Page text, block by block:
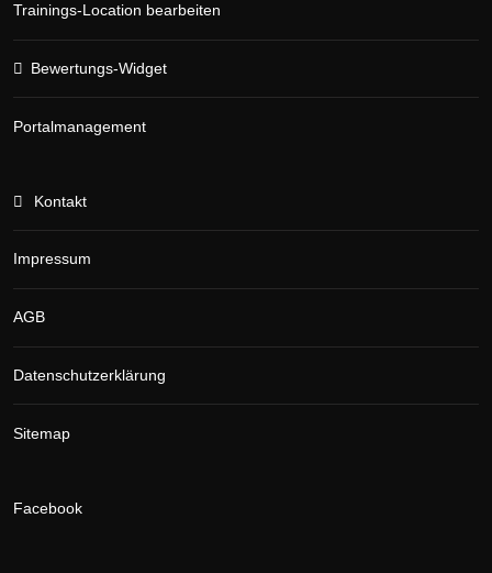
Trainings-Location bearbeiten
Bewertungs-Widget
Portalmanagement
Kontakt
Impressum
AGB
Datenschutzerklärung
Sitemap
Facebook